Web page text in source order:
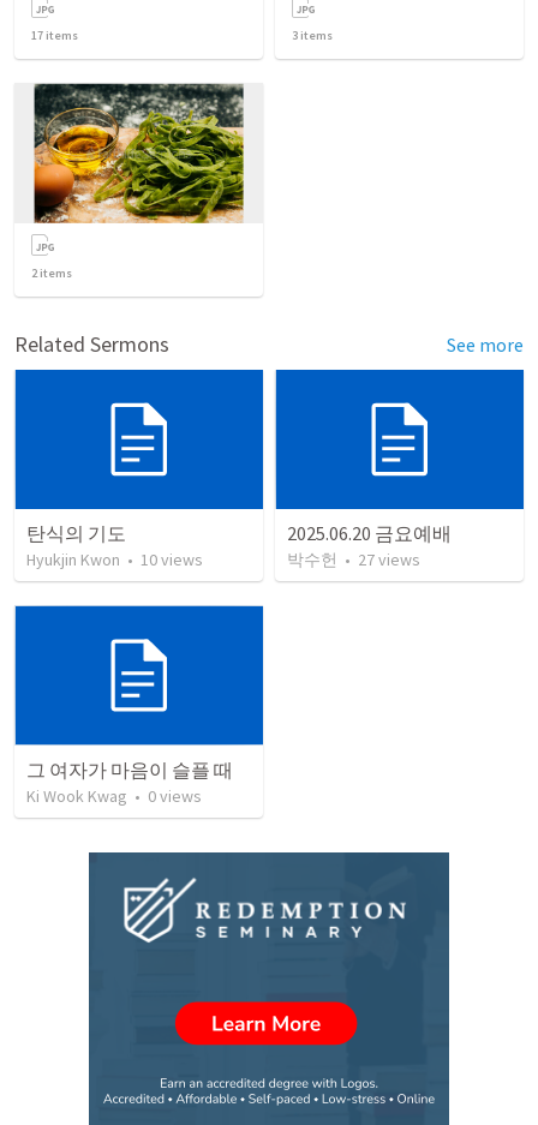
17 items 3 items
2items
Related Sermons See more
탄식의 기도
Hyukjin Kwon • 10views
2025.06.20 금요예배
박수헌 • 27views
그 여자가 마음이 슬플 때
Ki Wook Kwag • 0views